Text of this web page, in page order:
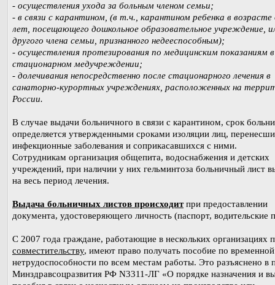
- осуществления ухода за больным членом семьи;
- в связи с карантином, (в т.ч., карантином ребенка в возрасте
лет, посещающего дошкольное образовательное учреждение,
другого члена семьи, признанного недееспособным);
- осуществления протезирования по медицинским показаниям в
стационарном медучреждении;
- долечивания непосредственно после стационарного лечения в
санаторно-курортных учреждениях, расположенных на
России.
В случае выдачи больничного в связи с карантином, срок
определяется утвержденными сроками изоляции лиц,
инфекционные заболевания и соприкасавшихся с ними.
Сотрудникам организация общепита, водоснабжения и детских
учреждений, при наличии у них гельминтоза больничный лист
на весь период лечения.
Выдача больничных листов происходитпри предоставлении
документа, удостоверяющего личность (паспорт, водительские
С 2007 года граждане, работающие в нескольких организациях
совместительству, имеют право получать пособие по временной
нетрудоспособности по всем местам работы. Это разъяснено в
Минздравсоцразвития РФ N3311-ЛГ «О порядке назначения и